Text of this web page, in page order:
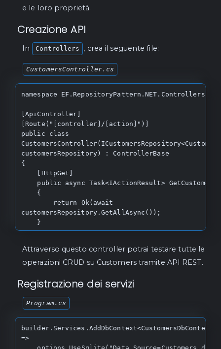
    /// <param name="cancellationToken">The
    Task
UpdateRangeAsync(IEnumerable<TEntity>
entities, CancellationToken
    /// <param name="entity">The entity to
delete.</param>
    void Delete(TEntity entity);
    /// Deletes an entity asynchronously.
delete.</param>
cancellation token.</param>
    /// Deletes a range of entities
    /// </summary>
    /// <param name="entities">The entities
to delete.</param>
    void DeleteRange(IEnumerable<TEntity>
entities);
e le loro proprietà.
Creazione API
In Controllers , crea il seguente file:
CustomersController.cs
namespace EF.RepositoryPattern.NET.Controllers;
[ApiController]
[Route("[controller]/[action]")]
public class
customersRepository) : ControllerBase
{
customersRepository.GetAllAsync());
    public async Task<IActionResult>
CreateCustomersAsync(string firstName, string
    {
        var newCustomer = new CustomersEntity
        {
            FirstName = firstName,
            Email = email
        };
Attraverso questo controller potrai testare tutte le
operazioni CRUD su Customers tramite API REST.
Registrazione dei servizi
Program.cs
=>